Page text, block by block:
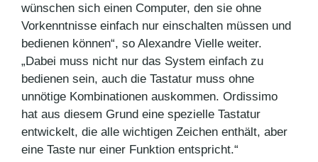
wünschen sich einen Computer, den sie ohne
Vorkenntnisse einfach nur einschalten müssen und
bedienen können“, so Alexandre Vielle weiter.
„Dabei muss nicht nur das System einfach zu
bedienen sein, auch die Tastatur muss ohne
unnötige Kombinationen auskommen. Ordissimo
hat aus diesem Grund eine spezielle Tastatur
entwickelt, die alle wichtigen Zeichen enthält, aber
eine Taste nur einer Funktion entspricht.“